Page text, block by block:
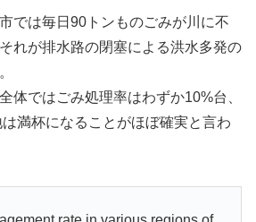
では毎日90トンものごみが川に不
れが排水路の閉塞による洪水多発の
体ではごみ処理率はわずか10%台、
満杯になることがほぼ確実と言わ